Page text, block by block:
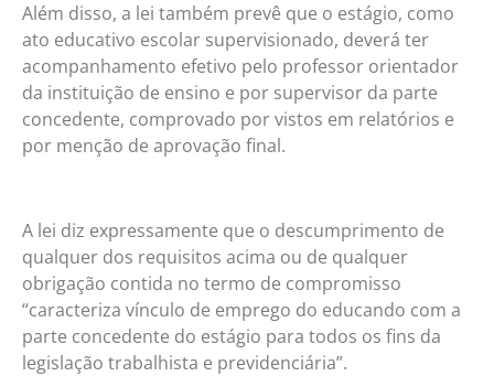
Além disso, a lei também prevê que o estágio, como
ato educativo escolar supervisionado, deverá ter
acompanhamento efetivo pelo professor orientador
da instituição de ensino e por supervisor da parte
concedente, comprovado por vistos em relatórios e
por menção de aprovação final.
A lei diz expressamente que o descumprimento de
qualquer dos requisitos acima ou de qualquer
obrigação contida no termo de compromisso
“caracteriza vínculo de emprego do educando com a
parte concedente do estágio para todos os fins da
legislação trabalhista e previdenciária”.